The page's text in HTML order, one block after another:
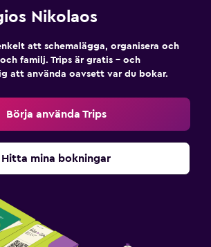
TV
Nikolaos
att schemalägga, organisera och
familj. Trips är gratis – och
att använda oavsett var du bokar.
Börja använda Trips
Hitta mina bokningar